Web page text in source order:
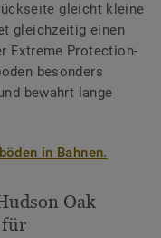
gleicht kleine
gleichzeitig einen
Extreme Protection-
besonders
bewahrt lange
in Bahnen.
Oak
für